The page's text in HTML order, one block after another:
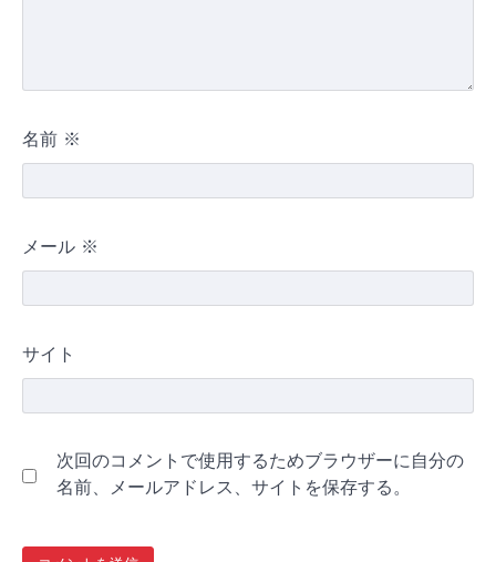
名前 ※
メール ※
サイト
次回のコメントで使用するためブラウザーに自分の
名前、メールアドレス、サイトを保存する。